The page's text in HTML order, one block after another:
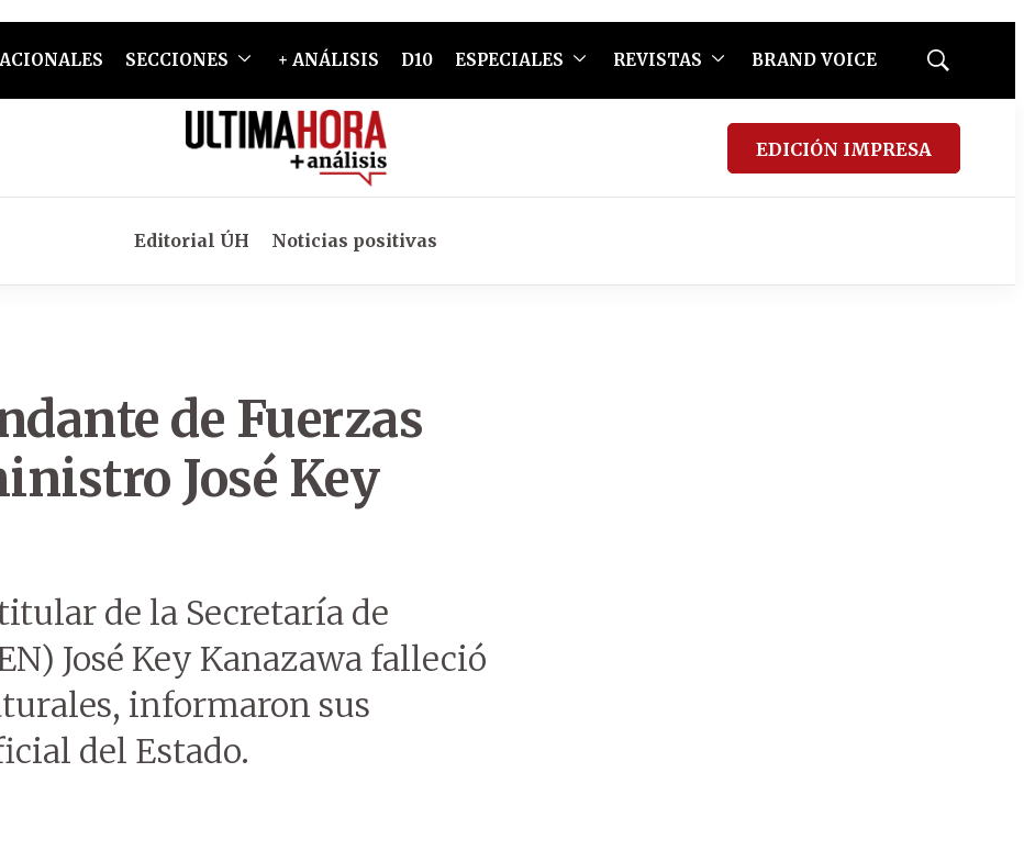
SECCIONES + ANÁLISIS D10 ESPECIALES REVISTAS BRAND VOICE
Mostrar
EDICIÓN IMPRESA
Editorial ÚH Noticias positivas
de Fuerzas
José Key
de la Secretaría de
José Key Kanazawa falleció
informaron sus
del Estado.